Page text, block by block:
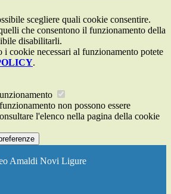
scegliere quali cookie consentire.
che consentono il funzionamento della
disabilitarli.
i cookie necessari al funzionamento potete
.
non possono essere
l'elenco nella pagina della cookie
Amaldi Novi Ligure